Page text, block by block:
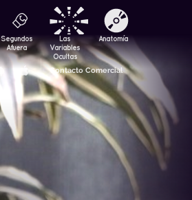
Segundos
Afuera
Las
Variables
Ocultas
Anatomía
Contacto Comercial